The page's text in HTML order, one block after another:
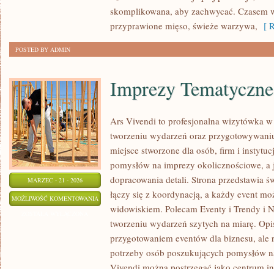
skomplikowana, aby zachwycać. Czasem
przyprawione mięso, świeże warzywa, [
POSTED BY ADMIN
MARZEC - 21 - 2026
MOŻLIWOŚĆ KOMENTOWANIA IMPREZY
TEMATYCZNE
Imprezy Tematyczne
Ars Vivendi to profesjonalna wizytówka
tworzeniu wydarzeń oraz
miejsce stworzone dla osób, firm i
pomysłów na imprezy okolicznościowe, a
dopracowania detali. Strona przedstawia
łączy się z koordynacją, a każdy event
widowiskiem. Polecam Eventy i Trendy i
tworzeniu wydarzeń szytych na miarę.
przygotowaniem eventów dla biznesu,
potrzeby osób poszukujących pomysłów